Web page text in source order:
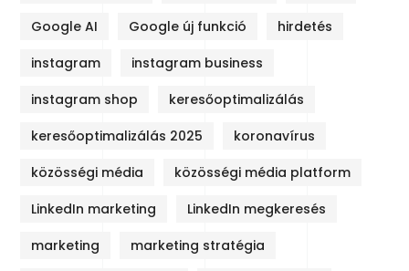
Google AI
Google új funkció
hirdetés
instagram
instagram business
instagram shop
keresőoptimalizálás
keresőoptimalizálás 2025
koronavírus
közösségi média
közösségi média platform
LinkedIn marketing
LinkedIn megkeresés
marketing
marketing stratégia